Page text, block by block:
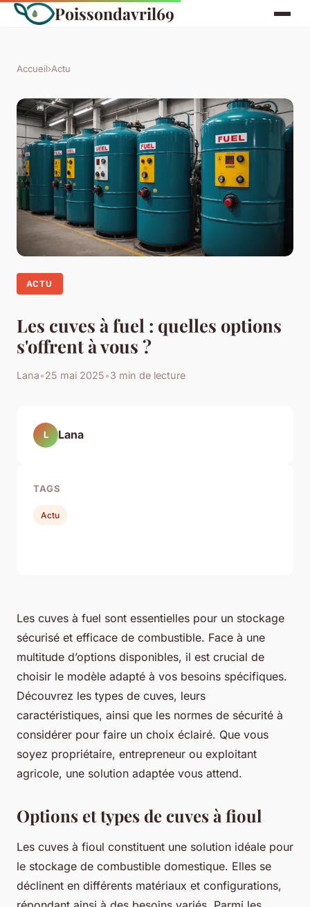
Poissondavril69
Accueil›Actu
ACTU
Les cuves à fuel : quelles options
s'offrent à vous ?
Lana•25 mai 2025•3 min de lecture
Les cuves à fuel sont essentielles pour un stockage
sécurisé et efficace de combustible. Face à une
multitude d’options disponibles, il est crucial de
choisir le modèle adapté à vos besoins spécifiques.
Découvrez les types de cuves, leurs
caractéristiques, ainsi que les normes de sécurité à
considérer pour faire un choix éclairé. Que vous
soyez propriétaire, entrepreneur ou exploitant
agricole, une solution adaptée vous attend.
Options et types de cuves à fioul
Les cuves à fioul constituent une solution idéale pour
le stockage de combustible domestique. Elles se
déclinent en différents matériaux et configurations,
L Lana
TAGS
Actu